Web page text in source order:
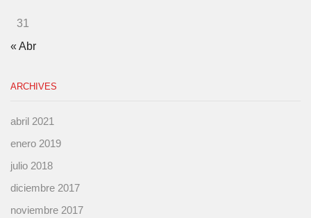
31
« Abr
ARCHIVES
abril 2021
enero 2019
julio 2018
diciembre 2017
noviembre 2017